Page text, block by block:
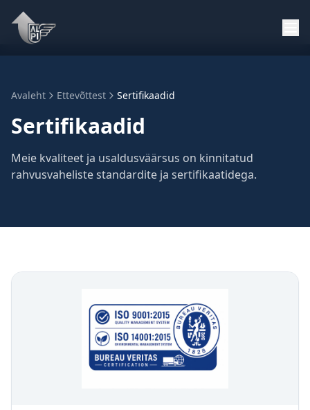
Avaleht Ettevõttest Sertifikaadid
Sertifikaadid
Meie kvaliteet ja usaldusväärsus on kinnitatud
rahvusvaheliste standardite ja sertifikaatidega.